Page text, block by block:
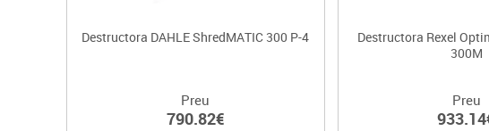
Destructora DAHLE ShredMATIC 300 P-4
Preu
790.82€
Destructora Rexel
300M
Preu